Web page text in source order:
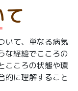
いて、単なる病気
な経緯でこころの
こころの状態や環
的に理解すること